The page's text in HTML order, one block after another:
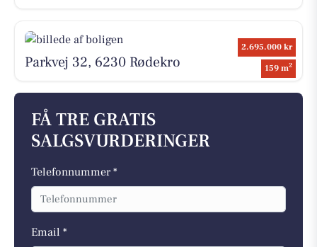
2.695.000 kr
159 m2
Parkvej 32, 6230 Rødekro
FÅ TRE GRATIS
SALGSVURDERINGER
Telefonnummer *
Email *